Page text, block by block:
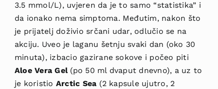
3.5 mmol/L), uvjeren da je to samo “statistika” i
da ionako nema simptoma. Međutim, nakon što
je prijatelj doživio srčani udar, odlučio se na
akciju. Uveo je laganu šetnju svaki dan (oko 30
minuta), izbacio gazirane sokove i počeo piti
Aloe Vera Gel(po 50 ml dvaput dnevno), a uz to
je koristio Arctic Sea (2 kapsule ujutro, 2